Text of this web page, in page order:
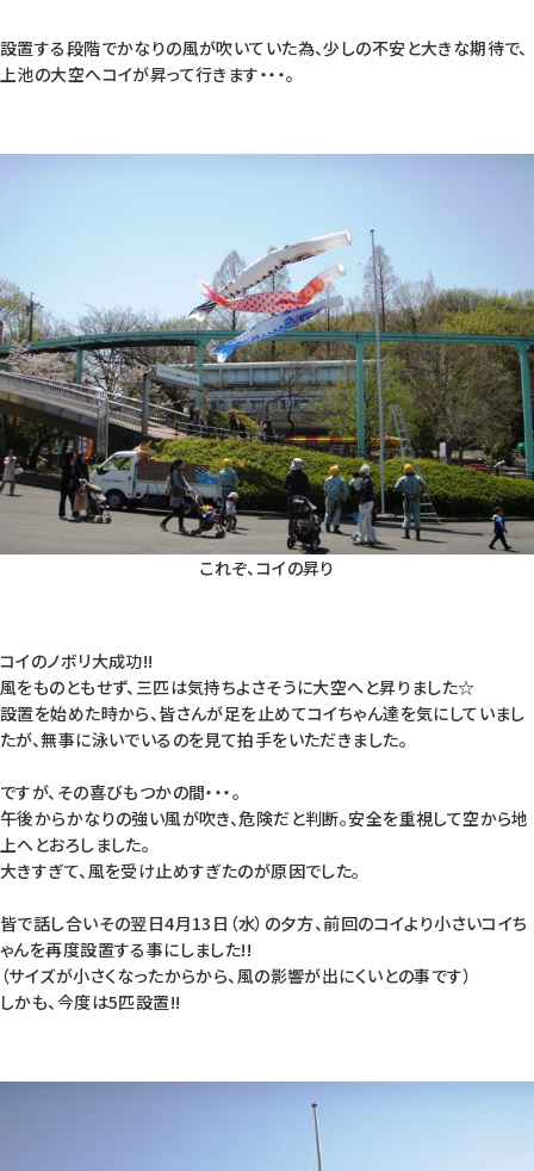
設置する段階でかなりの風が吹いていた為、少しの不安と大きな期待で、
上池の大空へコイが昇って行きます・・・。
これぞ、コイの昇り
コイのノボリ大成功!!
風をものともせず、三匹は気持ちよさそうに大空へと昇りました☆
設置を始めた時から、皆さんが足を止めてコイちゃん達を気にしていまし
たが、無事に泳いでいるのを見て拍手をいただきました。
ですが、その喜びもつかの間・・・。
午後からかなりの強い風が吹き、危険だと判断。安全を重視して空から地
上へとおろしました。
大きすぎて、風を受け止めすぎたのが原因でした。
皆で話し合いその翌日4月13日（水）の夕方、前回のコイより小さいコイち
ゃんを再度設置する事にしました!!
（サイズが小さくなったからから、風の影響が出にくいとの事です）
しかも、今度は5匹設置!!